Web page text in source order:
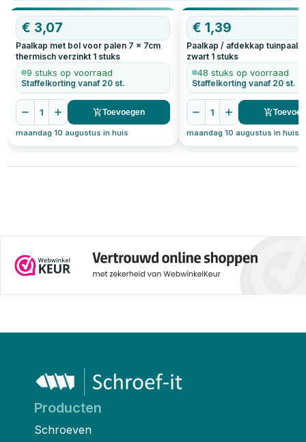
andere varianten essentieel zijn
voor uw schutting.
€ 3,07
Paalkap met bol voor palen 7 x 7cm
thermisch verzinkt 1 stuks
9 stuks op voorraad
Staffelkorting vanaf 20 st.
1 Toevoegen
maandag 10 augustus in huis
€1,39
Paalkap / afdekkap tuinpaal
zwart 1 stuks
48 stuks op voorraad
Staffelkorting vanaf 20 st.
1
maandag 10 augustus in huis
Producten
Schroeven